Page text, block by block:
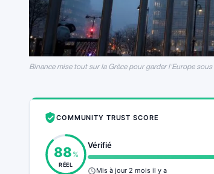
Binance mise tout sur la Grèce pour garder l'Europe
COMMUNITY TRUST SCORE
88 %
RÉEL
Vérifié
Mis à jour 2 mois il y a